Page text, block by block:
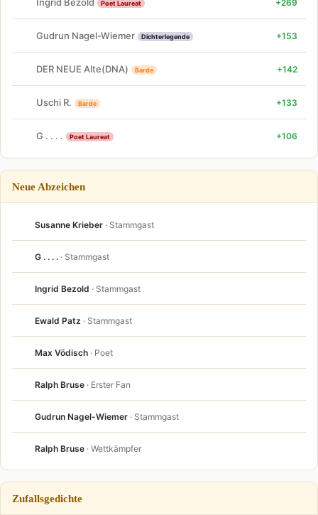
Poet Laureat +269
Gudrun Nagel-Wiemer Dichterlegende +153
DER NEUE Alte(DNA) Barde +142
Uschi R. Barde +133
G . . . . Poet Laureat +106
Neue Abzeichen
Susanne Krieber · Stammgast
G . . . . · Stammgast
Ingrid Bezold · Stammgast
Ewald Patz · Stammgast
Max Vödisch · Poet
Ralph Bruse · Erster Fan
Gudrun Nagel-Wiemer · Stammgast
Ralph Bruse · Wettkämpfer
Zufallsgedichte